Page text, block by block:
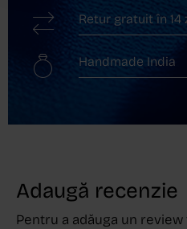
Retur gratuit în 14
Handmade India
Adaugă recenzie
Pentru a adăuga un review